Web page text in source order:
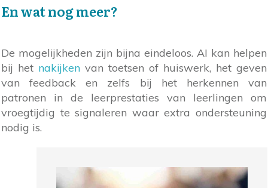
En wat nog meer?
De mogelijkheden zijn bijna eindeloos. AI kan helpen
bij het nakijken van toetsen of huiswerk, het geven
van feedback en zelfs bij het herkennen van
patronen in de leerprestaties van leerlingen om
vroegtijdig te signaleren waar extra ondersteuning
nodig is.